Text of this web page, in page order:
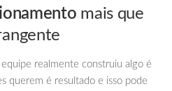
mais que
realmente construiu algo é
querem é resultado e isso pode